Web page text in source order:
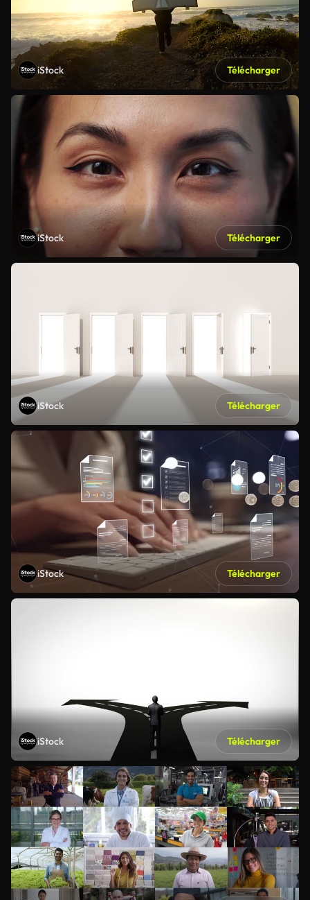
iStock Télécharger
iStock Télécharger
iStock Télécharger
iStock Télécharger
iStock Télécharger